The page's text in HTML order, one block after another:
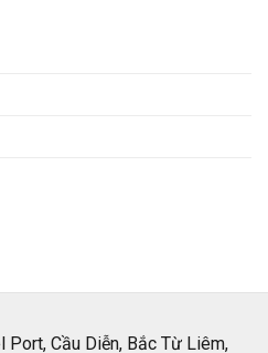
Cầu Diễn, Bắc Từ Liêm,